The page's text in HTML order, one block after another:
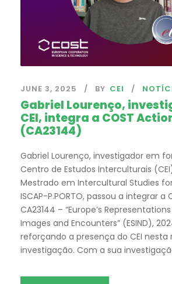
JUNE 3, 2025 BY CEI
Gabriel Lourenço,
CEI, integra a COST
(CA23144)
Gabriel Lourenço, investigador em
Centro de Estudos Interculturais
Mestrado em Intercultural Studies
ISCAP-P.PORTO, passou a integrar a
CA23144 – “Europe’s
Images and Encounters” (ESIND),
reforçando a presença do CEI nesta
investigação. Com a sua